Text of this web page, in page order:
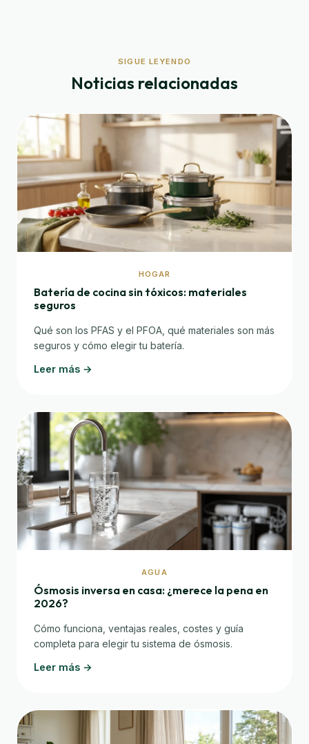
SIGUE LEYENDO
Noticias relacionadas
HOGAR
Batería de cocina sin tóxicos: materiales
seguros
Qué son los PFAS y el PFOA, qué materiales son más
seguros y cómo elegir tu batería.
Leer más →
AGUA
Ósmosis inversa en casa: ¿merece la pena en
2026?
Cómo funciona, ventajas reales, costes y guía
completa para elegir tu sistema de ósmosis.
Leer más →